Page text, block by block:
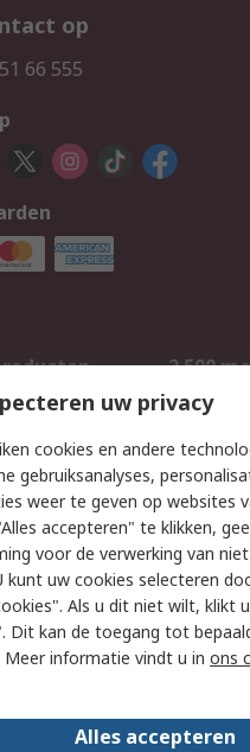
op
66 555
2.500
Email
uw privacy
cookies en andere
gebruiksanalyses,
weer te geven op websites
accepteren" te klikken,
voor de verwerking van
kunt uw cookies selecteren
Als u dit niet wilt, klikt
Dit kan de toegang tot
Meer informatie vindt u in ons
Alles accepteren